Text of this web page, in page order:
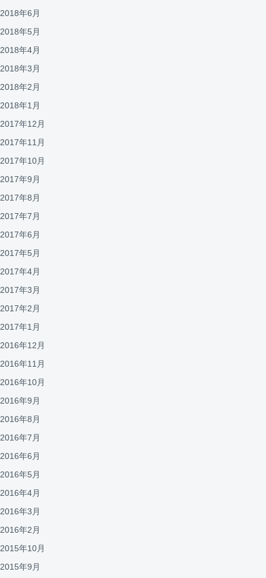
2018年6月
2018年5月
2018年4月
2018年3月
2018年2月
2018年1月
2017年12月
2017年11月
2017年10月
2017年9月
2017年8月
2017年7月
2017年6月
2017年5月
2017年4月
2017年3月
2017年2月
2017年1月
2016年12月
2016年11月
2016年10月
2016年9月
2016年8月
2016年7月
2016年6月
2016年5月
2016年4月
2016年3月
2016年2月
2015年10月
2015年9月